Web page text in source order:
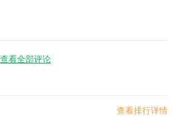
查看全部评论
查看排行详情